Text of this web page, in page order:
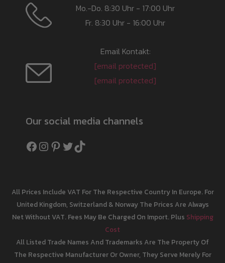
Mo.-Do. 8:30 Uhr - 17:00 Uhr
Fr. 8:30 Uhr - 16:00 Uhr
Email Kontakt:
[email protected]
[email protected]
Our social media channels
Facebook
Instagram
Pinterest
Twitter
TikTok
All Prices Include VAT For The Respective Country In Europe. For
United Kingdom, Switzerland & Norway The Prices Are Always
Net Without VAT. Fees May Be Charged On Import. Plus Shipping
Cost
All Listed Trade Names And Trademarks Are The Property Of
The Respective Manufacturer Or Owner, They Serve Merely For